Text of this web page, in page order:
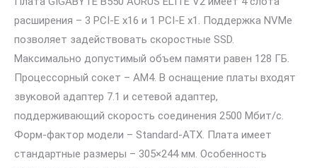
расширения – 3 PCI-E x16 и 1 PCI-E x1. Поддержка NVMe
позволяет задействовать скоростные SSD.
Максимально допустимый объем памяти равен 128 ГБ.
Процессорный сокет – AM4. В оснащение платы входят
звуковой адаптер 7.1 и сетевой адаптер,
поддерживающий скорость соединения 2500 Мбит/с.
Форм-фактор модели – Standard-ATX. Плата имеет
стандартные размеры – 305×244 мм. Особенность